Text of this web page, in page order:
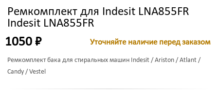
Ремкомплект для Indesit LNA855FR
Indesit LNA855FR
1050 ₽ Уточняйте наличие перед заказом
Ремкомплект бака для стиральных машин Indesit / Ariston / Atlant /
Candy / Vestel